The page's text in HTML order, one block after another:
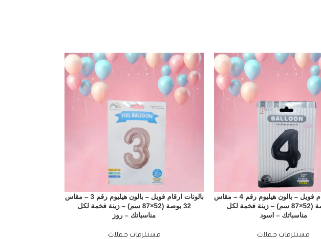
بالونات ارقام فويل – بالون هيليوم رقم 4 – مقاس
32 بوصة (52×87 سم) – زينة فخمة لكل
مناسباتك – اسود
مستلزمات حفلات
بالونات ارقام فويل – بالون هيليوم رقم 3 – مقاس
32 بوصة (52×87 سم) – زينة فخمة لكل
مناسباتك – روز
مستلزمات حفلات